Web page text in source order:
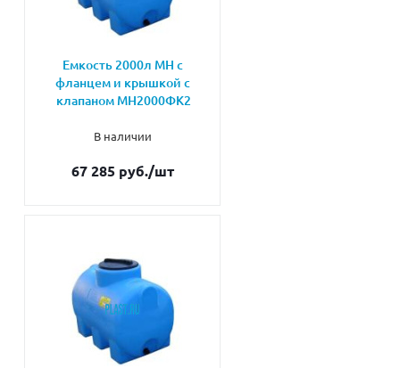
Емкость 2000л МН с
фланцем и крышкой с
клапаном МН2000ФК2
В наличии
67 285 руб./шт